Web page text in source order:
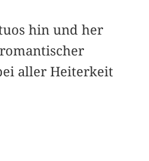
hin und her
aller Heiterkeit